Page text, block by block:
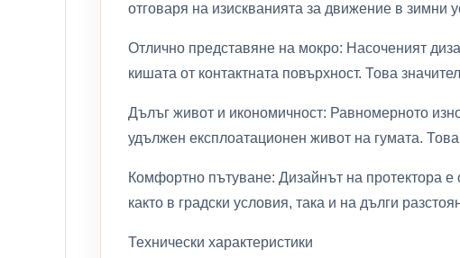
отговаря на изискванията за движение в зимни
Отлично представяне на мокро: Насоченият
кишата от контактната повърхност. Това
Дълъг живот и икономичност: Равномерното
удължен експлоатационен живот на гумата.
Комфортно пътуване: Дизайнът на протектора
както в градски условия, така и на дълги
Технически характеристики